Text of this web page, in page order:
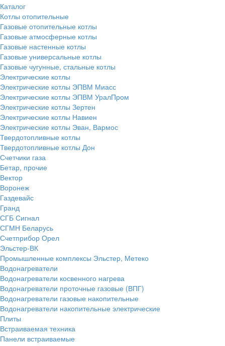
Каталог
Котлы отопительные
Газовые отопительные котлы
Газовые атмосферные котлы
Газовые настенные котлы
Газовые универсальные котлы
Газовые чугунные, стальные котлы
Электрические котлы
Электрические котлы ЭПВМ Миасс
Электрические котлы ЭПВМ УралПром
Электрические котлы Зертен
Электрические котлы Навиен
Электрические котлы Эван, Вармос
Твердотопливные котлы
Твердотопливные котлы Дон
Счетчики газа
Бетар, прочие
Вектор
Воронеж
Газдевайс
Гранд
СГБ Сигнал
СГМН Беларусь
Счетприбор Орел
Эльстер-ВК
Промышленные комплексы Эльстер, Метеко
Водонагреватели
Водонагреватели косвенного нагрева
Водонагреватели проточные газовые (ВПГ)
Водонагреватели газовые накопительные
Водонагреватели накопительные электрические
Плиты
Встраиваемая техника
Панели встраиваемые